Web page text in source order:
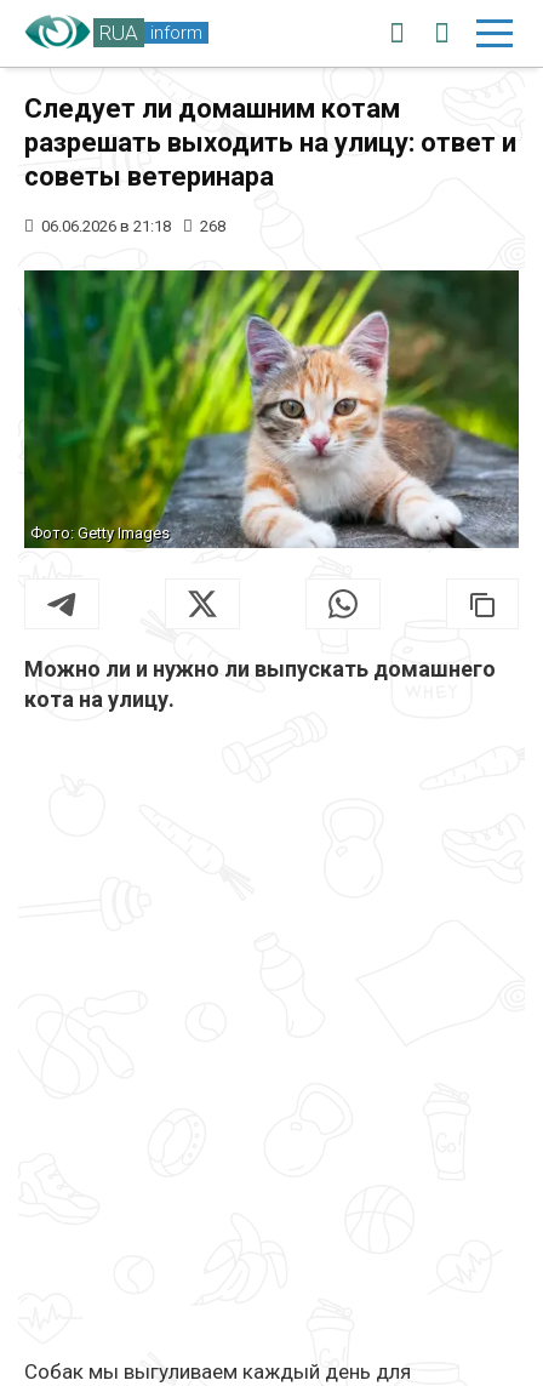
RUA inform
Следует ли домашним котам
разрешать выходить на улицу: ответ и
советы ветеринара
06.06.2026 в 21:18 268
Фото: Getty Images
Можно ли и нужно ли выпускать домашнего
кота на улицу.
Собак мы выгуливаем каждый день для